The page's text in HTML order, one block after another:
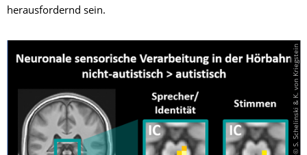
herausfordernd sein.
© S. Schelinski & K. von Kriegstein